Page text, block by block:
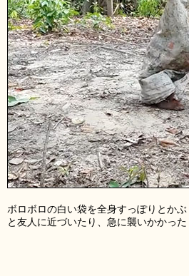
ボロボロの白い袋を全身すっぽりとか
と友人に近づいたり、急に襲いかかっ